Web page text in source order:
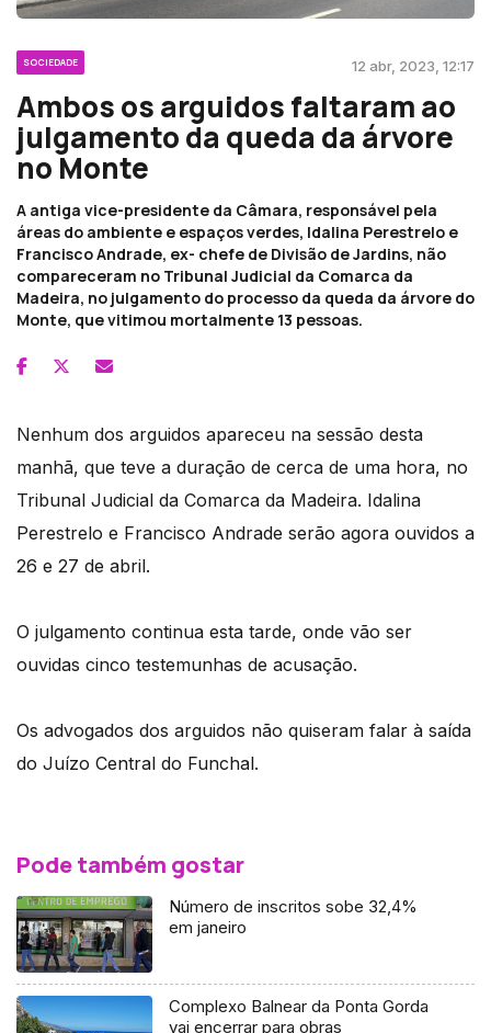
SOCIEDADE 12 abr, 2023, 12:17
Ambos os arguidos faltaram ao
julgamento da queda da árvore
no Monte
A antiga vice-presidente da Câmara, responsável pela
áreas do ambiente e espaços verdes, Idalina Perestrelo e
Francisco Andrade, ex- chefe de Divisão de Jardins, não
compareceram no Tribunal Judicial da Comarca da
Madeira, no julgamento do processo da queda da árvore do
Monte, que vitimou mortalmente 13 pessoas.
Nenhum dos arguidos apareceu na sessão desta
manhã, que teve a duração de cerca de uma hora, no
Tribunal Judicial da Comarca da Madeira. Idalina
Perestrelo e Francisco Andrade serão agora ouvidos a
26 e 27 de abril.
O julgamento continua esta tarde, onde vão ser
ouvidas cinco testemunhas de acusação.
Os advogados dos arguidos não quiseram falar à saída
do Juízo Central do Funchal.
Pode também gostar
Número de inscritos sobe 32,4%
em janeiro
Complexo Balnear da Ponta Gorda
vai encerrar para obras